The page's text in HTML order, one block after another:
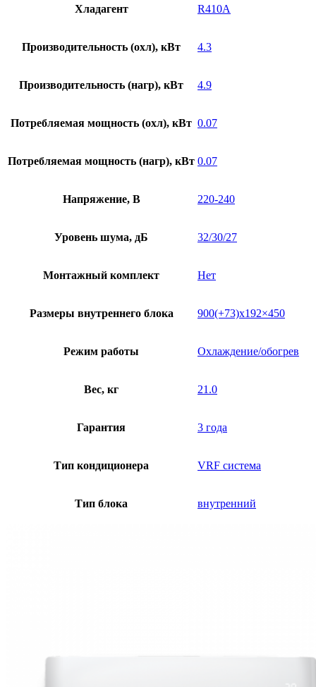
Хладагент R410A
Производительность (охл), кВт 4.3
Производительность (нагр), кВт 4.9
Потребляемая мощность (охл), кВт 0.07
Потребляемая мощность (нагр), кВт 0.07
Напряжение, В 220-240
Уровень шума, дБ 32/30/27
Монтажный комплект Нет
Размеры внутреннего блока 900(+73)х192×450
Режим работы Охлаждение/обогрев
Вес, кг 21.0
Гарантия 3 года
Тип кондиционера VRF система
Тип блока внутренний